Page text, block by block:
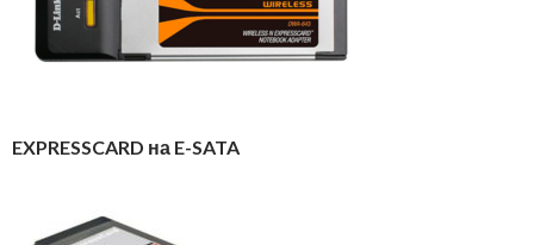
EXPRESSCARD на E-SATA